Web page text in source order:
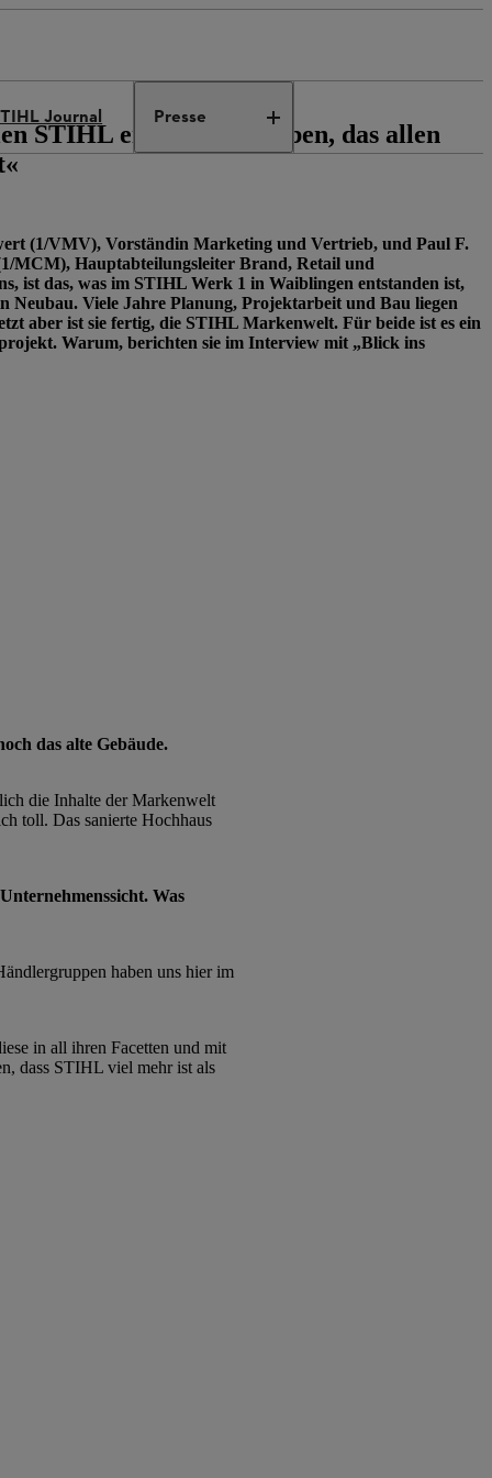
Journal Presse
STIHL ein Zuhause geben, das allen
(1/VMV), Vorständin Marketing und Vertrieb, und Paul F.
MCM), Hauptabteilungsleiter Brand, Retail und
ist das, was im STIHL Werk 1 in Waiblingen entstanden ist,
Neubau. Viele Jahre Planung, Projektarbeit und Bau liegen
aber ist sie fertig, die STIHL Markenwelt. Für beide ist es ein
Warum, berichten sie im Interview mit „Blick ins
das alte Gebäude.
die Inhalte der Markenwelt
toll. Das sanierte Hochhaus
Was
haben uns hier im
in all ihren Facetten und mit
dass STIHL viel mehr ist als